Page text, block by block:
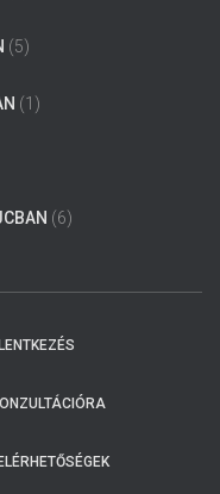
(5)
(1)
(6)
ELÉRHETŐSÉGEK